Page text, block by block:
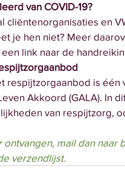
van COVID-19?
cliëntenorganisaties en
je hen niet? Meer
een link naar de
respijtzorgaanbod is één
Leven Akkoord (GALA). In
van
ontvangen, mail dan naar
verzendlijst.